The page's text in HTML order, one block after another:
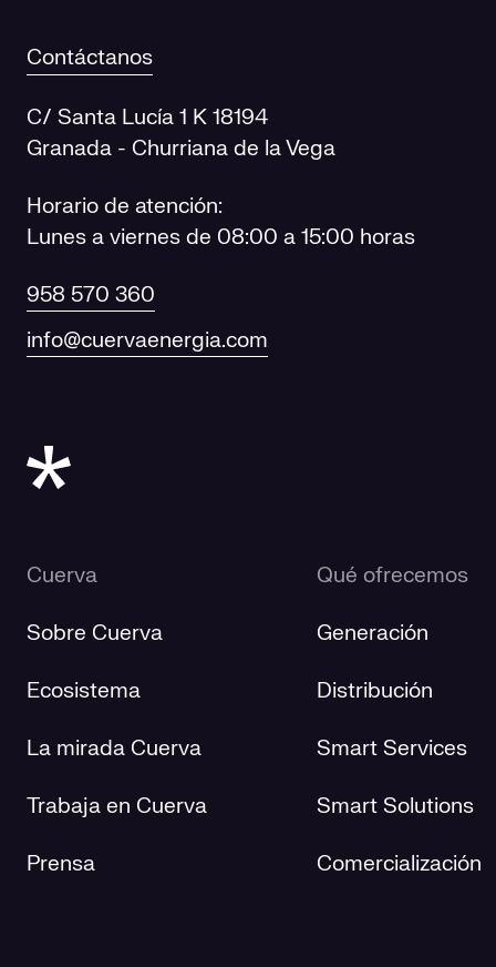
Contáctanos
C/ Santa Lucía 1 K 18194
Granada - Churriana de la Vega
Horario de atención:
Lunes a viernes de 08:00 a 15:00 horas
958 570 360
info@cuervaenergia.com
Cuerva
Sobre Cuerva
Ecosistema
La mirada Cuerva
Trabaja en Cuerva
Prensa
Qué ofrecemos
Generación
Distribución
Smart Services
Smart Solutions
Comercialización